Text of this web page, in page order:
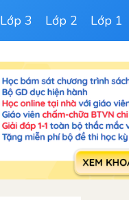
Lớp 3 Lớp 2 Lớp 1